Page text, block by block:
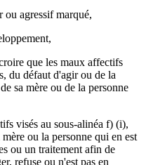
ou agressif marqué,
que les maux affectifs
du défaut d'agir ou de la
sa mère ou de la personne
visés au sous-alinéa f) (i),
ou la personne qui en est
ou un traitement afin de
refuse ou n'est pas en